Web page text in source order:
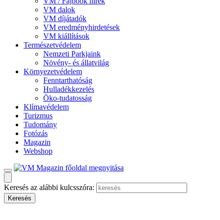
VM dalok
VM díjátadók
VM eredményhirdetések
VM kiállítások
Természetvédelem
Nemzeti Parkjaink
Növény- és állatvilág
Környezetvédelem
Fenntarthatóság
Hulladékkezelés
Öko-tudatosság
Klímavédelem
Turizmus
Tudomány
Fotózás
Magazin
Webshop
Keresés az alábbi kulcsszóra: